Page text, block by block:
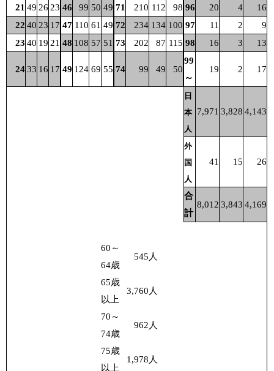
21 49 26 23 46 99 50 49 71 210 112 98 96 20 4
16
22 40 23 17 47 110 61 49 72 234 134 100 97 11 2
9
23 40 19 21 48 108 57 51 73 202 87 115 98 16 3 13
2433 16 17 49 124 69 55 74 99 49 50
99
～
19 2 17
日
本
人
7,971 3,828 4,143
外
国
人
41 15 26
合
計
8,012 3,843 4,169
60～
64歳
545 人
65歳
以上
3,760 人
70～
74歳
962 人
75歳
以上
1,978 人